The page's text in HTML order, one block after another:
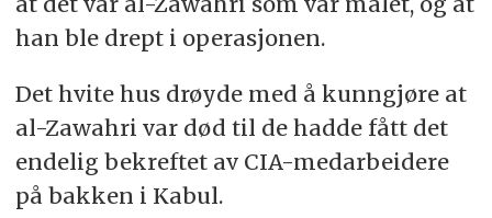
han ble drept i operasjonen.
Det hvite hus drøyde med å kunngjøre at
al-Zawahri var død til de hadde fått det
endelig bekreftet av CIA-medarbeidere
på bakken i Kabul.